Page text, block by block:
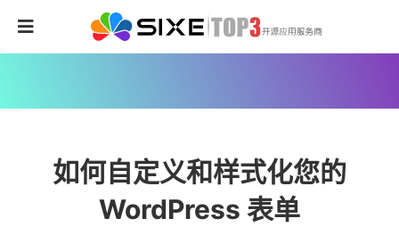
如何自定义和样式化您的
WordPress 表单